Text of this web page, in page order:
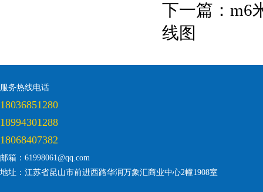
下一篇： m6
线图
服务热线电话
18036851280
18994301288
18068407382
邮箱：61998061@qq.com
地址：江苏省昆山市前进西路华润万象汇商业中心2幢1908室